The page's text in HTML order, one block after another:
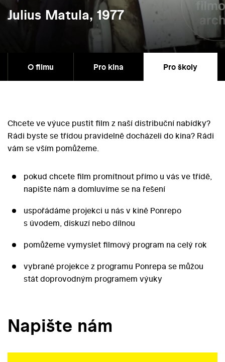
Julius Matula, 1977
O filmu Pro kina Pro školy
Chcete ve výuce pustit film z naší distribuční nabídky?
Rádi byste se třídou pravidelně docházeli do kina? Rádi
vám se vším pomůžeme.
pokud chcete film promítnout přímo u vás ve třídě,
napište nám a domluvíme se na řešení
uspořádáme projekci u nás v kině Ponrepo
s úvodem, diskuzí nebo dílnou
pomůžeme vymyslet filmový program na celý rok
vybrané projekce z programu Ponrepa se můžou
stát doprovodným programem výuky
Napište nám